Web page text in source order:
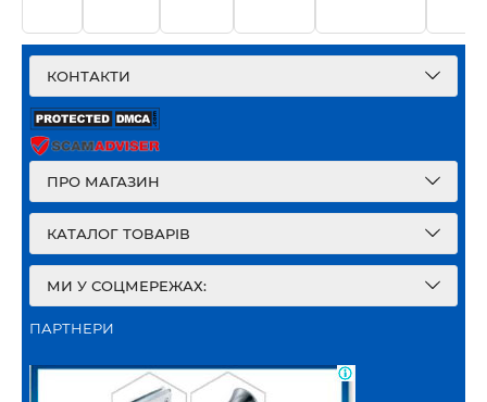
КОНТАКТИ
ПРО МАГАЗИН
КАТАЛОГ ТОВАРІВ
МИ У СОЦМЕРЕЖАХ:
ПАРТНЕРИ